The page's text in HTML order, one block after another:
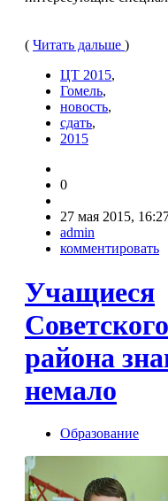
( Читать дальше )
ЦТ 2015,
Гомель,
новость,
сдать,
2015
0
27 мая 2015,
admin
комментировать
Учащиеся
Советского
района
немало
Образование